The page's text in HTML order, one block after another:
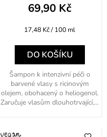
69,90 Kč
Měrná
17,48 Kč / 100 ml
DO KOŠÍKU
Šampon k intenzivní péči o
barvené vlasy s ricinovým
olejem, obohacený o heliogenol.
Zaručuje vlasům dlouhotrvající,...